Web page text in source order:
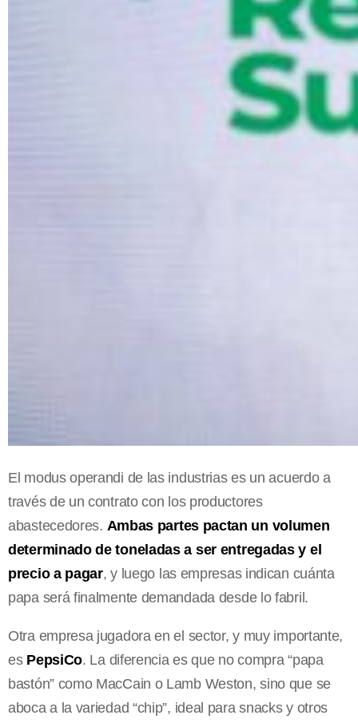
El modus operandi de las industrias es un acuerdo a
través de un contrato con los productores
abastecedores. Ambas partes pactan un volumen
determinado de toneladas a ser entregadas y el
precio a pagar, y luego las empresas indican cuánta
papa será finalmente demandada desde lo fabril.
Otra empresa jugadora en el sector, y muy importante,
es PepsiCo. La diferencia es que no compra “papa
bastón” como MacCain o Lamb Weston, sino que se
aboca a la variedad “chip”, ideal para snacks y otros